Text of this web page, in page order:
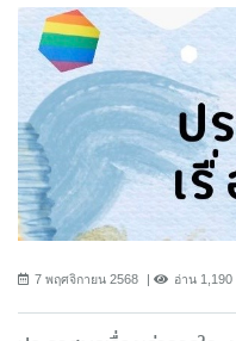
7 พฤศจิกายน 2568 อ่าน 1,190